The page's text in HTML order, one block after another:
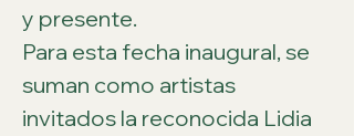
y presente.
Para esta fecha inaugural, se
suman como artistas
invitados la reconocida Lidia